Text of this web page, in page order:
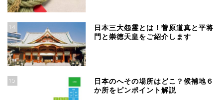
14
日本三大怨霊とは！菅原道真と平将
門と崇徳天皇をご紹介します
15
日本のへその場所はどこ？候補地６
か所をピンポイント解説